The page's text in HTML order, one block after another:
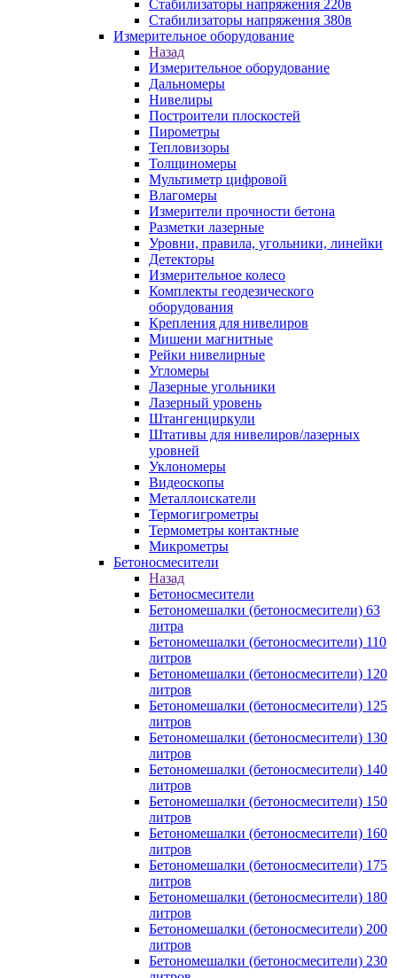
Стабилизаторы напряжения 220в
Стабилизаторы напряжения 380в
Измерительное оборудование
Назад
Измерительное оборудование
Дальномеры
Нивелиры
Построители плоскостей
Пирометры
Тепловизоры
Толщиномеры
Мультиметр цифровой
Влагомеры
Измерители прочности бетона
Разметки лазерные
Уровни, правила, угольники, линейки
Детекторы
Измерительное колесо
Комплекты геодезического
оборудования
Крепления для нивелиров
Мишени магнитные
Рейки нивелирные
Угломеры
Лазерные угольники
Лазерный уровень
Штангенциркули
Штативы для нивелиров/лазерных
уровней
Уклономеры
Видеоскопы
Металлоискатели
Термогигрометры
Термометры контактные
Микрометры
Бетоносмесители
Назад
Бетоносмесители
Бетономешалки (бетоносмесители) 63
литра
Бетономешалки (бетоносмесители) 110
литров
Бетономешалки (бетоносмесители) 120
литров
Бетономешалки (бетоносмесители) 125
литров
Бетономешалки (бетоносмесители) 130
литров
Бетономешалки (бетоносмесители) 140
литров
Бетономешалки (бетоносмесители) 150
литров
Бетономешалки (бетоносмесители) 160
литров
Бетономешалки (бетоносмесители) 175
литров
Бетономешалки (бетоносмесители) 180
литров
Бетономешалки (бетоносмесители) 200
литров
Бетономешалки (бетоносмесители) 230